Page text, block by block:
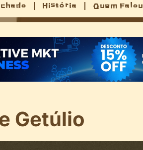
História Quem Falou
Getúlio